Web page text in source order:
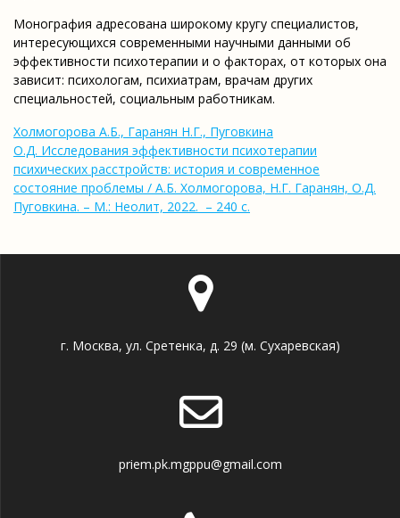
Монография адресована широкому кругу специалистов,
интересующихся современными научными данными об
эффективности психотерапии и о факторах, от которых она
зависит: психологам, психиатрам, врачам других
специальностей, социальным работникам.
Холмогорова А.Б., Гаранян Н.Г., Пуговкина
О.Д. Исследования эффективности психотерапии
психических расстройств: история и современное
состояние проблемы / А.Б. Холмогорова, Н.Г. Гаранян, О.Д.
Пуговкина. – М.: Неолит, 2022. – 240 с.
г. Москва, ул. Сретенка, д. 29 (м. Сухаревская)
priem.pk.mgppu@gmail.com